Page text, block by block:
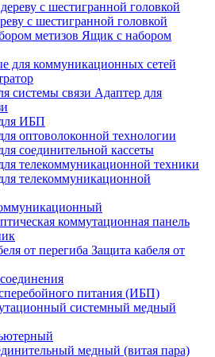
с шестигранной головкой
Ящик с набором
для коммуникационных сетей
Адаптер для
ИБП
оптоволоконной технологии
соединительной кассеты
телекоммуникационной техники
телекоммуникационной
коммутационная панель
Защита кабеля от
питания (ИБП)
системный медный